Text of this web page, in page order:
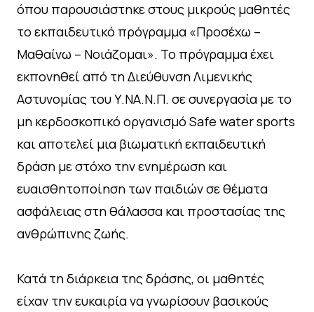
όπου παρουσιάστηκε στους μικρούς μαθητές
το εκπαιδευτικό πρόγραμμα «Προσέχω –
Μαθαίνω – Νοιάζομαι». Το πρόγραμμα έχει
εκπονηθεί από τη Διεύθυνση Λιμενικής
Αστυνομίας του Υ.ΝΑ.Ν.Π. σε συνεργασία με το
μη κερδοσκοπικό οργανισμό Safe water sports
και αποτελεί μια βιωματική εκπαιδευτική
δράση με στόχο την ενημέρωση και
ευαισθητοποίηση των παιδιών σε θέματα
ασφάλειας στη θάλασσα και προστασίας της
ανθρώπινης ζωής.
Κατά τη διάρκεια της δράσης, οι μαθητές
είχαν την ευκαιρία να γνωρίσουν βασικούς